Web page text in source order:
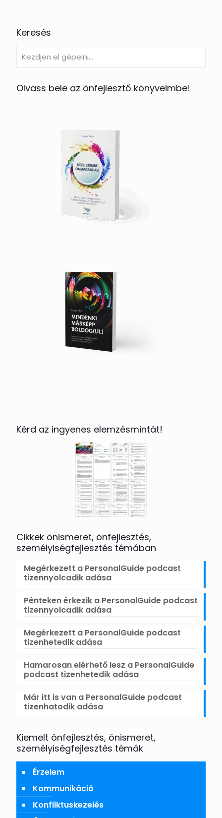
Keresés
Olvass bele az önfejlesztő könyveimbe!
Kérd az ingyenes elemzésmintát!
Cikkek önismeret, önfejlesztés,
személyiségfejlesztés témában
Megérkezett a PersonalGuide podcast
tizennyolcadik adása
Pénteken érkezik a PersonalGuide podcast
tizennyolcadik adása
Megérkezett a PersonalGuide podcast
tizenhetedik adása
Hamarosan elérhető lesz a PersonalGuide
podcast tizenhetedik adása
Már itt is van a PersonalGuide podcast
tizenhatodik adása
Kiemelt önfejlesztés, önismeret,
személyiségfejlesztés témák
Érzelem
Kommunikáció
Konfliktuskezelés